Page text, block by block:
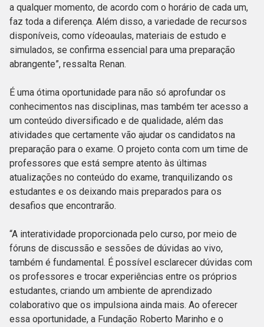
a qualquer momento, de acordo com o horário de cada um,
faz toda a diferença. Além disso, a variedade de recursos
disponíveis, como vídeoaulas, materiais de estudo e
simulados, se confirma essencial para uma preparação
abrangente”, ressalta Renan.
É uma ótima oportunidade para não só aprofundar os
conhecimentos nas disciplinas, mas também ter acesso a
um conteúdo diversificado e de qualidade, além das
atividades que certamente vão ajudar os candidatos na
preparação para o exame. O projeto conta com um time de
professores que está sempre atento às últimas
atualizações no conteúdo do exame, tranquilizando os
estudantes e os deixando mais preparados para os
desafios que encontrarão.
“A interatividade proporcionada pelo curso, por meio de
fóruns de discussão e sessões de dúvidas ao vivo,
também é fundamental. É possível esclarecer dúvidas com
os professores e trocar experiências entre os próprios
estudantes, criando um ambiente de aprendizado
colaborativo que os impulsiona ainda mais. Ao oferecer
essa oportunidade, a Fundação Roberto Marinho e o